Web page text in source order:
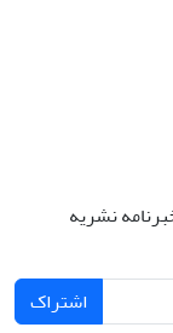
نشریه
اشتراک